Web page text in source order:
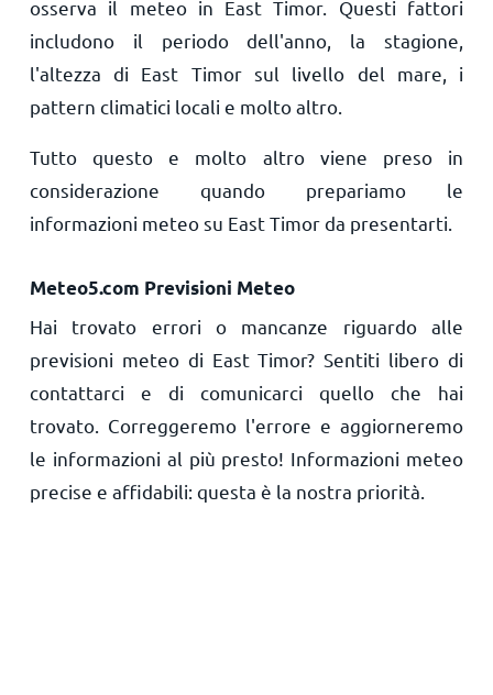
osserva il meteo in East Timor. Questi fattori
includono il periodo dell'anno, la stagione,
l'altezza di East Timor sul livello del mare, i
pattern climatici locali e molto altro.
Tutto questo e molto altro viene preso in
considerazione quando prepariamo le
informazioni meteo su East Timor da presentarti.
Meteo5.com Previsioni Meteo
Hai trovato errori o mancanze riguardo alle
previsioni meteo di East Timor? Sentiti libero di
contattarci e di comunicarci quello che hai
trovato. Correggeremo l'errore e aggiorneremo
le informazioni al più presto! Informazioni meteo
precise e affidabili: questa è la nostra priorità.